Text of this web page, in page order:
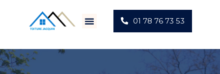
01 78 76 73 53